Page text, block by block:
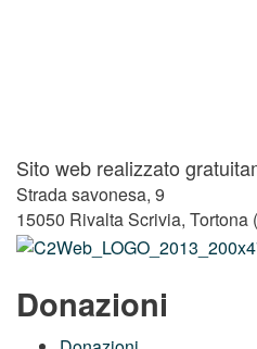
Sito web realizzato
Strada savonesa, 9
15050 Rivalta Scrivia, Tortona
Donazioni